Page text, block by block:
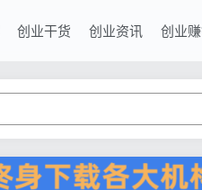
创业干货 创业资讯 创业
基地，最新最强网赚教程大全，